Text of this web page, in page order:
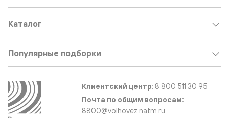
Каталог
Популярные подборки
Клиентский центр: 8 800 511 30 95
Почта по общим вопросам:
8800@volhovez.natm.ru